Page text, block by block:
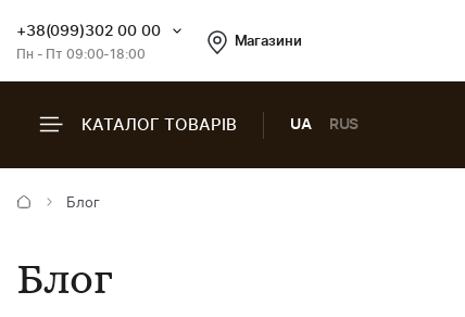
+38(099)302 00 00
Пн - Пт 09:00-18:00
Магазини
КАТАЛОГ ТОВАРІВ UA RUS
Блог
Блог